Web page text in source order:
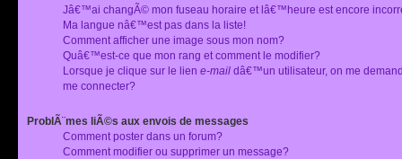
Jâ€™ai changÃ© mon fuseau horaire et lâ€™heure est encore
Ma langue nâ€™est pas dans la liste!
Comment afficher une image sous mon nom?
Quâ€™est-ce que mon rang et comment le modifier?
Lorsque je clique sur le lien e-mail dâ€™un utilisateur, on me
me connecter?
ProblÃ¨mes liÃ©s aux envois de messages
Comment poster dans un forum?
Comment modifier ou supprimer un message?